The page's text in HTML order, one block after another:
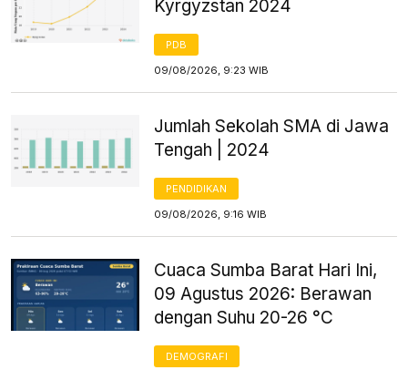
Kyrgyzstan 2024
PDB
09/08/2026, 9:23 WIB
Jumlah Sekolah SMA di Jawa
Tengah | 2024
PENDIDIKAN
09/08/2026, 9:16 WIB
Cuaca Sumba Barat Hari Ini,
09 Agustus 2026: Berawan
dengan Suhu 20-26 °C
DEMOGRAFI